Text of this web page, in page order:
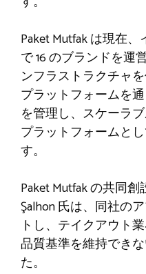
Paket Mutfak は現在
で 16 のブランドを運
ンフラストラクチャ
プラットフォームを
を管理し、スケーラ
プラットフォームと
す。
Paket Mutfak の共同創
Şalhon 氏は、同社の
トし、テイクアウト
品質基準を維持でき
た。